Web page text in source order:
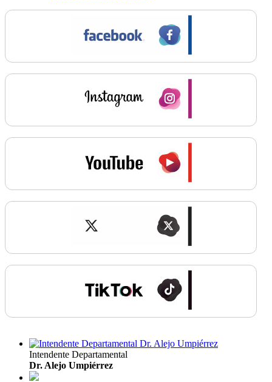
Intendente Departamental
Dr. Alejo Umpiérrez